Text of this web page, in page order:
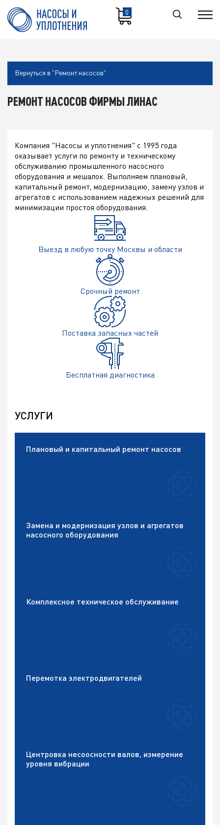
0
Вернуться в "Ремонт насосов"
РЕМОНТ НАСОСОВ ФИРМЫ ЛИНАС
Компания "Насосы и уплотнения" с 1995 года
оказывает услуги по ремонту и техническому
обслуживанию промышленного насосного
оборудования и мешалок. Выполняем плановый,
капитальный ремонт, модернизацию, замену узлов и
агрегатов с использованием надежных решений для
минимизации простоя оборудования.
Выезд в любую точку Москвы и области
Срочный ремонт
Поставка запасных частей
Бесплатная диагностика
УСЛУГИ
Плановый и капитальный ремонт насосов
Замена и модернизация узлов и агрегатов
насосного оборудования
Комплексное техническое обслуживание
Перемотка электродвигателей
Центровка несоосности валов, измерение
уровня вибрации